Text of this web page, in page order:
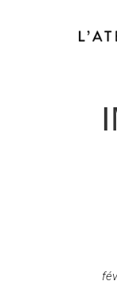
Votre nom
Votre e-mail
Votre message